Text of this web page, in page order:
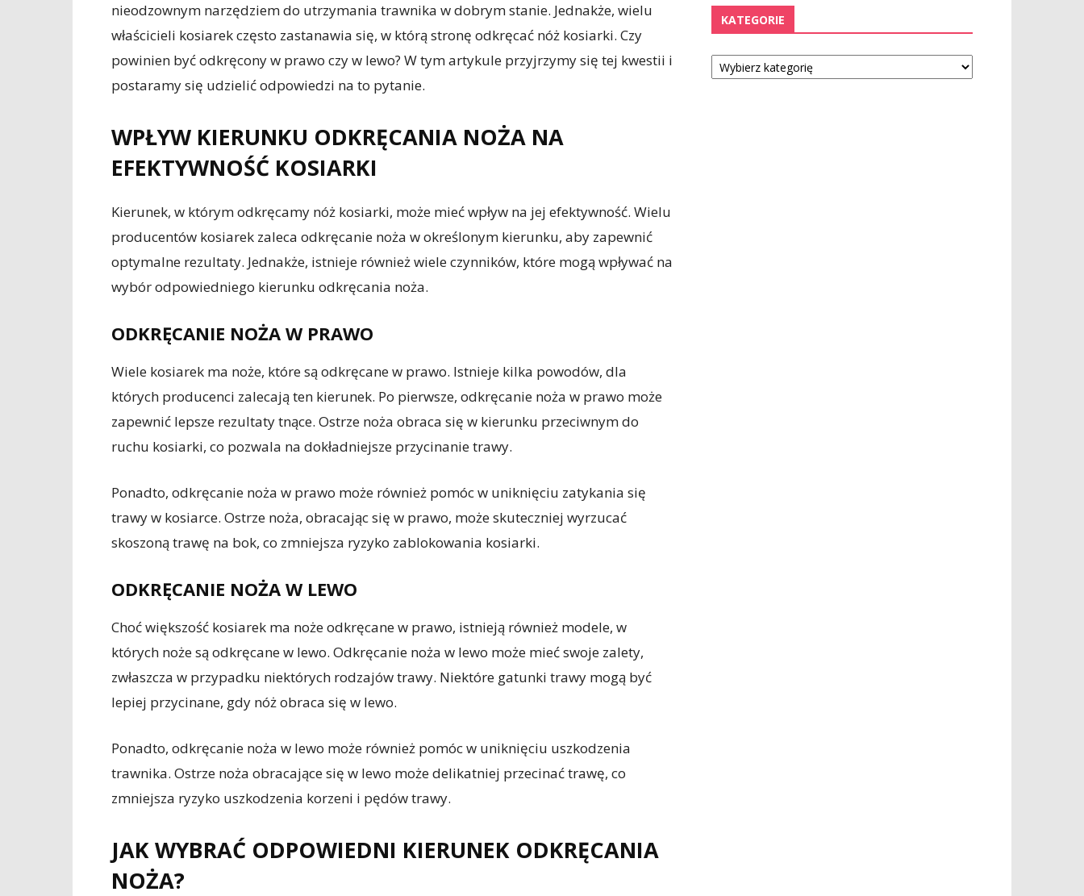
nieodzownym narzędziem do utrzymania trawnika w dobrym stanie. Jednakże, wielu
właścicieli kosiarek często zastanawia się, w którą stronę odkręcać nóż kosiarki. Czy
powinien być odkręcony w prawo czy w lewo? W tym artykule przyjrzymy się tej kwestii i
postaramy się udzielić odpowiedzi na to pytanie.
WPŁYW KIERUNKU ODKRĘCANIA NOŻA NA
EFEKTYWNOŚĆ KOSIARKI
Kierunek, w którym odkręcamy nóż kosiarki, może mieć wpływ na jej efektywność. Wielu
producentów kosiarek zaleca odkręcanie noża w określonym kierunku, aby zapewnić
optymalne rezultaty. Jednakże, istnieje również wiele czynników, które mogą wpływać na
wybór odpowiedniego kierunku odkręcania noża.
ODKRĘCANIE NOŻA W PRAWO
Wiele kosiarek ma noże, które są odkręcane w prawo. Istnieje kilka powodów, dla
których producenci zalecają ten kierunek. Po pierwsze, odkręcanie noża w prawo może
zapewnić lepsze rezultaty tnące. Ostrze noża obraca się w kierunku przeciwnym do
ruchu kosiarki, co pozwala na dokładniejsze przycinanie trawy.
Ponadto, odkręcanie noża w prawo może również pomóc w uniknięciu zatykania się
trawy w kosiarce. Ostrze noża, obracając się w prawo, może skuteczniej wyrzucać
skoszoną trawę na bok, co zmniejsza ryzyko zablokowania kosiarki.
ODKRĘCANIE NOŻA W LEWO
Choć większość kosiarek ma noże odkręcane w prawo, istnieją również modele, w
których noże są odkręcane w lewo. Odkręcanie noża w lewo może mieć swoje zalety,
zwłaszcza w przypadku niektórych rodzajów trawy. Niektóre gatunki trawy mogą być
lepiej przycinane, gdy nóż obraca się w lewo.
Ponadto, odkręcanie noża w lewo może również pomóc w uniknięciu uszkodzenia
trawnika. Ostrze noża obracające się w lewo może delikatniej przecinać trawę, co
zmniejsza ryzyko uszkodzenia korzeni i pędów trawy.
JAK WYBRAĆ ODPOWIEDNI KIERUNEK ODKRĘCANIA
NOŻA?
KATEGORIE
Kategorie